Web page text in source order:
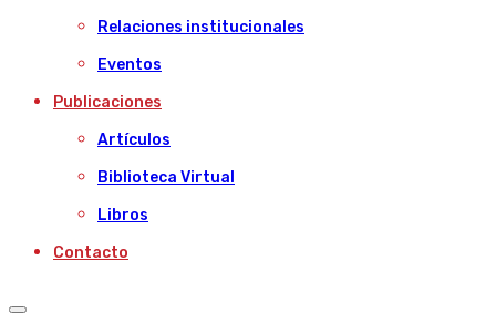
Relaciones institucionales
Eventos
Publicaciones
Artículos
Biblioteca Virtual
Libros
Contacto